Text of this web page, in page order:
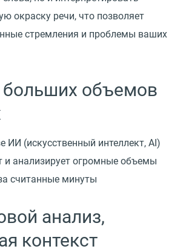
окраску речи, что позволяет
стремления и проблемы ваших
объемов
ИИ (искусственный интеллект, AI)
и анализирует огромные объемы
считанные минуты
анализ,
контекст